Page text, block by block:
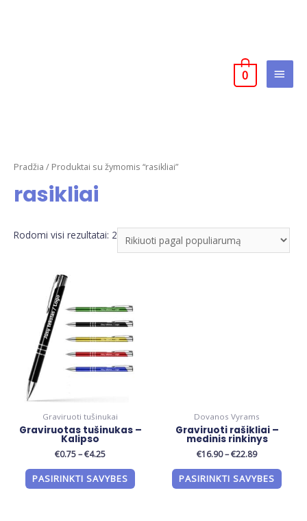
0
Pradžia / Produktai su žymomis “rasikliai”
rasikliai
Rodomi visi rezultatai: 2
Graviruoti tušinukai
Graviruotas tušinukas –
Kalipso
€0.75–€4.25
PASIRINKTI SAVYBES
Dovanos Vyrams
Graviruoti rašikliai –
medinis rinkinys
€16.90–€22.89
PASIRINKTI SAVYBES